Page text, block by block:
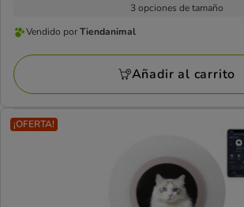
22
a
119.99€
3 opciones de tamaño
Vendido
por
Tiendanimal
Vendido porTiendanimal
Añadir al carrito
¡OFERTA!